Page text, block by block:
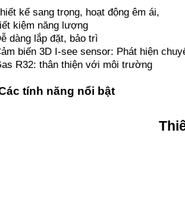
kế sang trọng, hoạt động êm ái,
kiệm năng lượng
dàng lắp đặt, bảo trì
biến 3D I-see sensor: Phát hiện
R32: thân thiện với môi trường
tính năng nổi bật